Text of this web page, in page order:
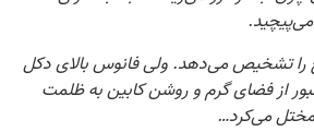
می‌پیچید.
را تشخیص می‌دهد. ولی فانوس بالای دکل
از فضای گرم و روشن کابین به ظلمت
می‌کرد…